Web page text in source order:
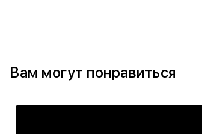
Вам могут понравиться